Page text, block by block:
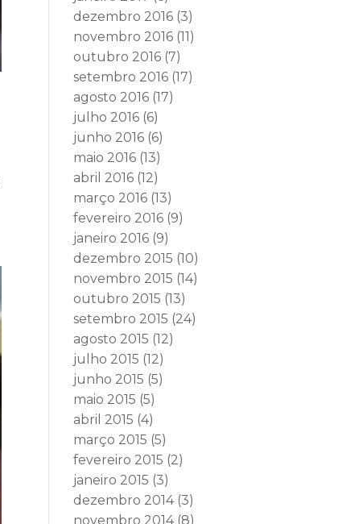
dezembro 2016 (3)
novembro 2016 (11)
outubro 2016 (7)
setembro 2016 (17)
agosto 2016 (17)
julho 2016 (6)
junho 2016 (6)
maio 2016 (13)
abril 2016 (12)
março 2016 (13)
fevereiro 2016 (9)
janeiro 2016 (9)
dezembro 2015 (10)
novembro 2015 (14)
outubro 2015 (13)
setembro 2015 (24)
agosto 2015 (12)
julho 2015 (12)
junho 2015 (5)
maio 2015 (5)
abril 2015 (4)
março 2015 (5)
fevereiro 2015 (2)
janeiro 2015 (3)
dezembro 2014(3)
novembro 2014(8)